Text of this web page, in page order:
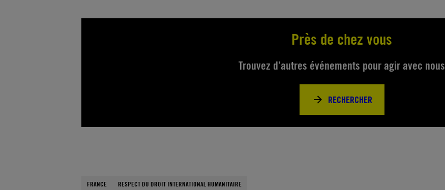
Près de chez vous
Trouvez d’autres événements pour agir avec nous
RECHERCHER
FRANCE RESPECT DU DROIT INTERNATIONAL HUMANITAIRE